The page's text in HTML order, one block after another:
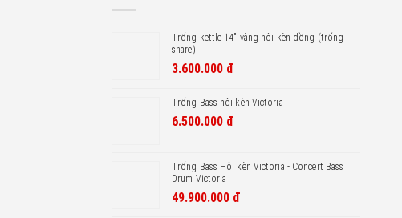
Trống kettle 14" vàng hội kèn đồng (trống
snare)
3.600.000 đ
Trống Bass hội kèn Victoria
6.500.000 đ
Trống Bass Hôi kèn Victoria - Concert Bass
Drum Victoria
49.900.000 đ